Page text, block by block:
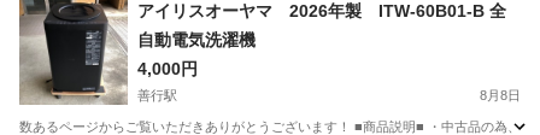
アイリスオーヤマ 2026年製 ITW-60B01-B 全
自動電気洗濯機
4,000円
善行駅 8月8日
数あるページからご覧いただきありがとうございます！ ■商品説明■ ・中古品の為